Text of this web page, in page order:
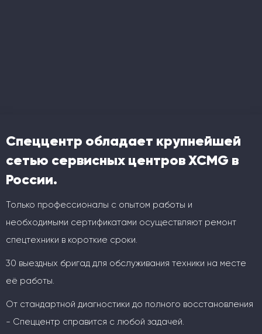
Спеццентр обладает крупнейшей
сетью сервисных центров XCMG в
России.
Только профессионалы с опытом работы и
необходимыми сертификатами осуществляют ремонт
спецтехники в короткие сроки.
30 выездных бригад для обслуживания техники на месте
её работы.
От стандартной диагностики до полного восстановления
- Спеццентр справится с любой задачей.